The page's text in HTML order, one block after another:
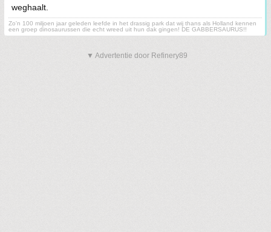
weghaalt.
Zo'n 100 miljoen jaar geleden leefde in het drassig park dat wij thans als Holland kennen
een groep dinosaurussen die echt wreed uit hun dak gingen! DE GABBERSAURUS!!
▼ Advertentie door Refinery89